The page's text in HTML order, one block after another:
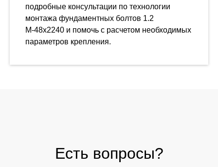
подробные консультации по технологии
монтажа фундаментных болтов 1.2
М-48х2240 и помочь с расчетом необходимых
параметров крепления.
Есть вопросы?